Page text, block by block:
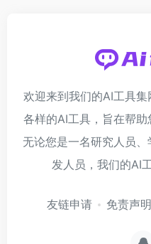
欢迎来到我们的AI工具
各样的AI工具，旨在帮助
无论您是一名研究人员
发人员，我们的AI
友链申请 免责声明